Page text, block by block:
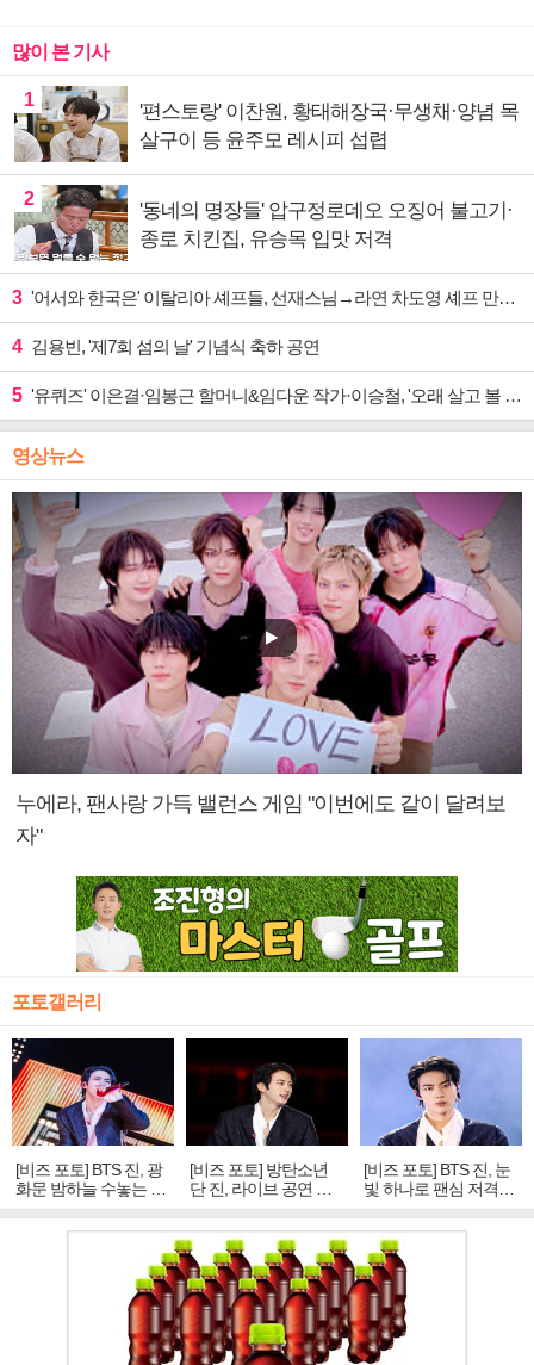
많이 본 기사
1
'편스토랑' 이찬원, 황태해장국·무생채·양념 목
살구이 등 윤주모 레시피 섭렵
2
'동네의 명장들' 압구정로데오 오징어 불고기·
종로 치킨집, 유승목 입맛 저격
3 '어서와 한국은' 이탈리아 셰프들, 선재스님→라연 차도영 셰프 만난다
4 김용빈, '제7회 섬의 날' 기념식 축하 공연
5 '유퀴즈' 이은결·임봉근 할머니&임다운 작가·이승철, '오래 살고 볼 일' 특집 출격
영상뉴스
누에라, 팬사랑 가득 밸런스 게임 "이번에도 같이 달려보
자"
포토갤러리
[비즈 포토] BTS 진, 광
화문 밤하늘 수놓는 '비
주얼 킹'의 열창
[비즈 포토] 방탄소년
단 진, 라이브 공연 중
빛나는 독보적 아우라
[비즈 포토] BTS 진, 눈
빛 하나로 팬심 저격…
독보적 카리스마